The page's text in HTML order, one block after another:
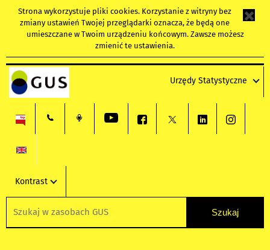
Strona wykorzystuje pliki cookies. Korzystanie z witryny bez
zmiany ustawień Twojej przeglądarki oznacza, że będą one
umieszczane w Twoim urządzeniu końcowym. Zawsze możesz
zmienić te ustawienia.
Urzędy Statystyczne
Kontrast